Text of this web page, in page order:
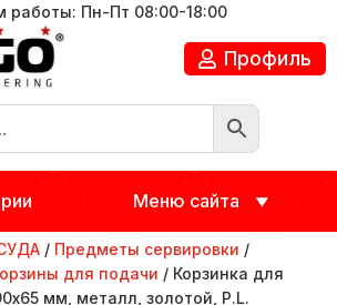
работы: Пн-Пт 08:00-18:00
Профиль
Меню сайта
/ Предметы сервировки /
для подачи / Корзинка для
мм, металл, золотой, P.L.